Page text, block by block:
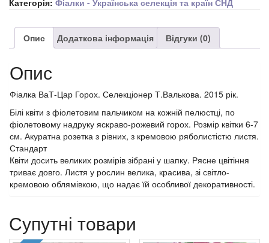
Опис Додаткова інформація Відгуки (0)
Опис
Фіалка ВаТ-Цар Горох. Селекціонер Т.Валькова. 2015 рік.
Білі квіти з фіолетовим пальчиком на кожній пелюстці, по
фіолетовому надруку яскраво-рожевий горох. Розмір квітки 6-7
см. Акуратна розетка з рівних, з кремовою ряболистістю листя.
Стандарт
Квіти досить великих розмірів зібрані у шапку. Рясне цвітіння
триває довго. Листя у рослин велика, красива, зі світло-
кремовою облямівкою, що надає їй особливої декоративності.
Супутні товари